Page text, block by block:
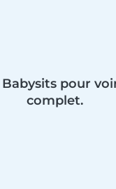
Babysits pour
complet.